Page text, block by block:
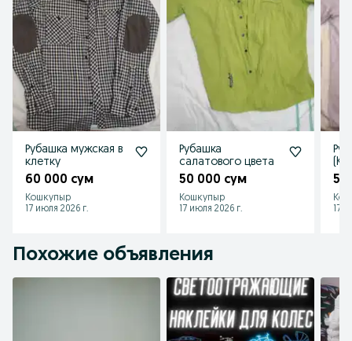
Рубашка мужская в
клетку
60 000 сум
Кошкупыр
17 июля 2026 г.
Рубашка
салатового цвета
50 000 сум
Кошкупыр
17 июля 2026 г.
50
17
Похожие объявления